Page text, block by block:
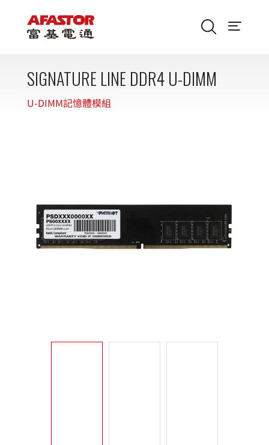
SIGNATURE LINE DDR4 U-DIMM
U-DIMM記憶體模組